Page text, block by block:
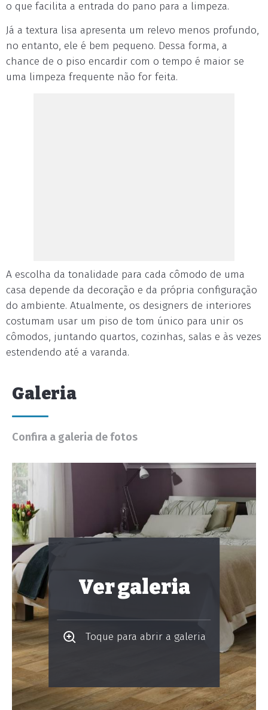
o que facilita a entrada do pano para a limpeza.
Já a textura lisa apresenta um relevo menos profundo,
no entanto, ele é bem pequeno. Dessa forma, a
chance de o piso encardir com o tempo é maior se
uma limpeza frequente não for feita.
A escolha da tonalidade para cada cômodo de uma
casa depende da decoração e da própria configuração
do ambiente. Atualmente, os designers de interiores
costumam usar um piso de tom único para unir os
cômodos, juntando quartos, cozinhas, salas e às vezes
estendendo até a varanda.
Galeria
Confira a galeria de fotos
Ver galeria
Toque para abrir a galeria